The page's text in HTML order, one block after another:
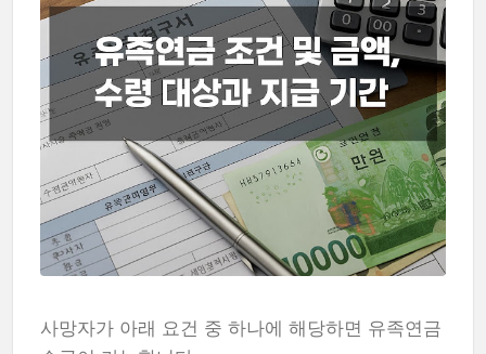
사망자가 아래 요건 중 하나에 해당하면 유족연금